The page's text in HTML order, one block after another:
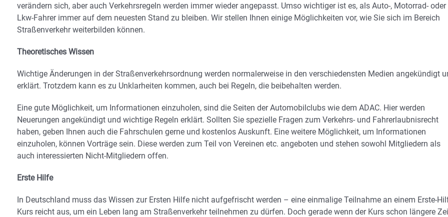
verändern sich, aber auch Verkehrsregeln werden immer wieder angepasst. Umso wichtiger ist es, als Auto-, Motorrad- oder
Lkw-Fahrer immer auf dem neuesten Stand zu bleiben. Wir stellen Ihnen einige Möglichkeiten vor, wie Sie sich im Bereich
Straßenverkehr weiterbilden können.
Theoretisches Wissen
Wichtige Änderungen in der Straßenverkehrsordnung werden normalerweise in den verschiedensten Medien angekündigt
erklärt. Trotzdem kann es zu Unklarheiten kommen, auch bei Regeln, die beibehalten werden.
Eine gute Möglichkeit, um Informationen einzuholen, sind die Seiten der Automobilclubs wie dem ADAC. Hier werden
Neuerungen angekündigt und wichtige Regeln erklärt. Sollten Sie spezielle Fragen zum Verkehrs- und Fahrerlaubnisrecht
haben, geben Ihnen auch die Fahrschulen gerne und kostenlos Auskunft. Eine weitere Möglichkeit, um Informationen
einzuholen, können Vorträge sein. Diese werden zum Teil von Vereinen etc. angeboten und stehen sowohl Mitgliedern als
auch interessierten Nicht-Mitgliedern offen.
Erste Hilfe
In Deutschland muss das Wissen zur Ersten Hilfe nicht aufgefrischt werden – eine einmalige Teilnahme an einem Erste-
Kurs reicht aus, um ein Leben lang am Straßenverkehr teilnehmen zu dürfen. Doch gerade wenn der Kurs schon längere